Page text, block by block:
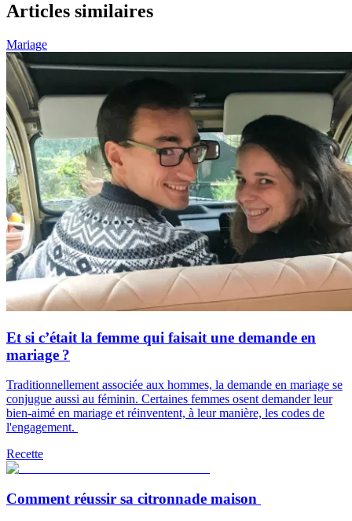
Articles similaires
Mariage
Et si c’était la femme qui faisait une demande en
mariage ?
Traditionnellement associée aux hommes, la demande en mariage se
conjugue aussi au féminin. Certaines femmes osent demander leur
bien-aimé en mariage et réinventent, à leur manière, les codes de
l'engagement.
Recette
Comment réussir sa citronnade maison